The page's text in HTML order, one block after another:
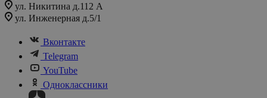
ул. Никитина д.112 А
ул. Инженерная д.5/1
Вконтакте
Telegram
YouTube
Одноклассники